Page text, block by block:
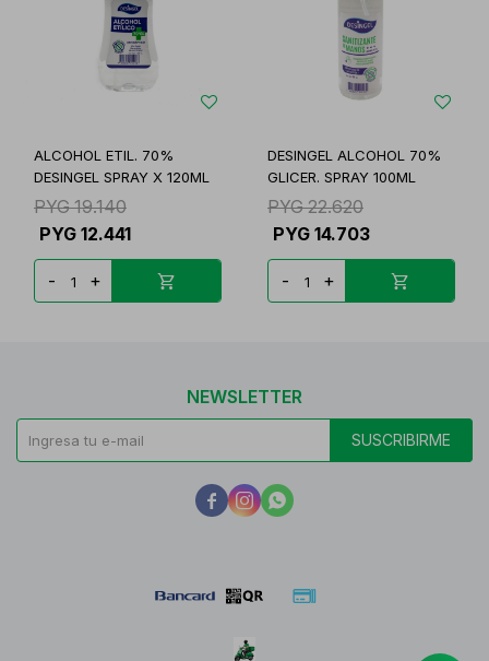
ALCOHOL ETIL. 70%
DESINGEL SPRAY X 120ML
PYG 19.140
PYG 12.441
- +
DESINGEL ALCOHOL 70%
GLICER. SPRAY 100ML
PYG 22.620
PYG 14.703
- +
NEWSLETTER
SUSCRIBIRME
  